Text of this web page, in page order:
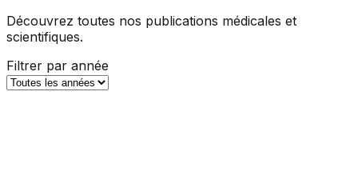
Découvrez toutes nos publications médicales et
scientifiques.
Filtrer par année